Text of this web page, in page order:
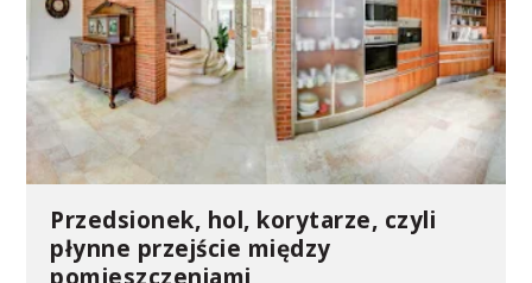
Przedsionek, hol, korytarze, czyli
płynne przejście między